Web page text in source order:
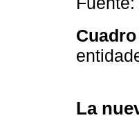
Cuadro
La